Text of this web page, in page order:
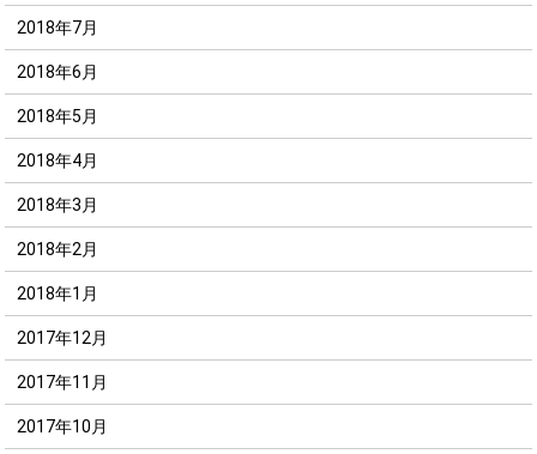
2018年7月
2018年6月
2018年5月
2018年4月
2018年3月
2018年2月
2018年1月
2017年12月
2017年11月
2017年10月